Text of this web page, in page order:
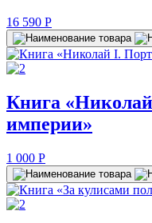
16 590 P
Книга
империи»
1 000 P